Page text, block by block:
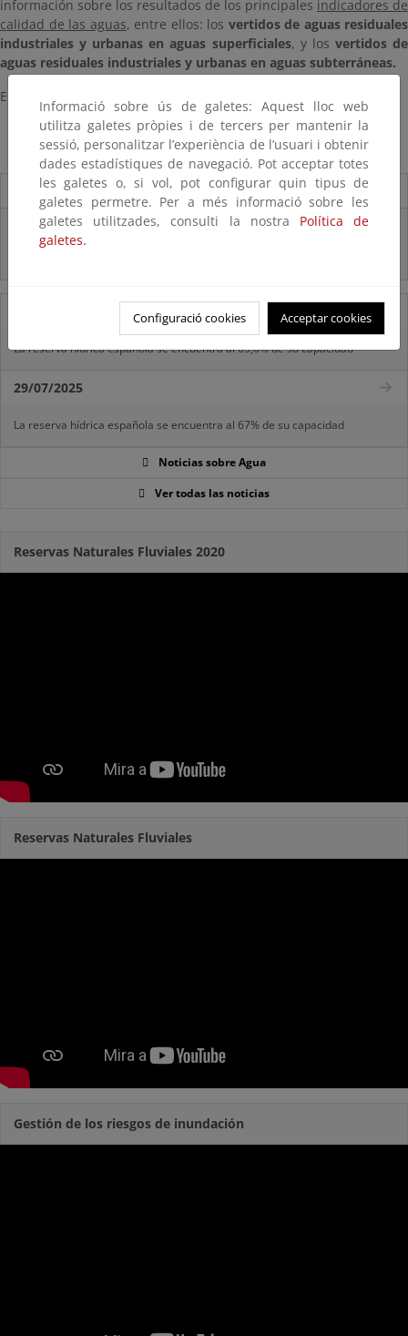
información sobre los resultados de los principales indicadores de
calidad de las aguas, entre ellos: los vertidos de aguas residuales
industriales y urbanas en aguas superficiales, y los vertidos de
aguas residuales industriales y urbanas en aguas subterráneas.
El enlace a la aplicación es el siguiente:
InfoAgua
Destacados
Real Decreto subvenciones adaptación riesgos inundación
La reserva hídrica española se encuentra al 65,8% de su capacidad
29/07/2025
La reserva hídrica española se encuentra al 67% de su capacidad
Noticias sobre Agua
Ver todas las noticias
Reservas Naturales Fluviales 2020
Reservas Naturales Fluviales
Gestión de los riesgos de inundación
Informació sobre ús de galetes: Aquest lloc web
utilitza galetes pròpies i de tercers per mantenir la
sessió, personalitzar l’experiència de l’usuari i obtenir
dades estadístiques de navegació. Pot acceptar totes
les galetes o, si vol, pot configurar quin tipus de
galetes permetre. Per a més informació sobre les
galetes utilitzades, consulti la nostra Política de
galetes.
Configuració cookies Acceptar cookies